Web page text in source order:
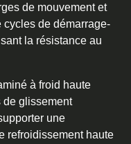
de mouvement et
de démarrage-
la résistance au
à froid haute
de glissement
une
refroidissement haute